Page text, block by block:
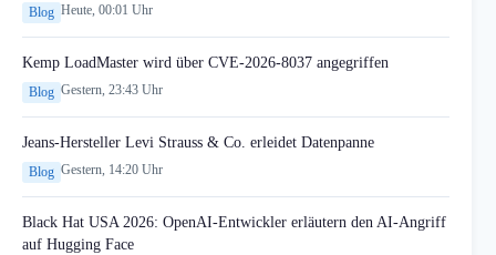
Blog Heute, 00:01 Uhr
Kemp LoadMaster wird über CVE-2026-8037 angegriffen
Blog Gestern, 23:43 Uhr
Jeans-Hersteller Levi Strauss & Co. erleidet Datenpanne
Blog Gestern, 14:20 Uhr
Black Hat USA 2026: OpenAI-Entwickler erläutern den AI-Angriff
auf Hugging Face